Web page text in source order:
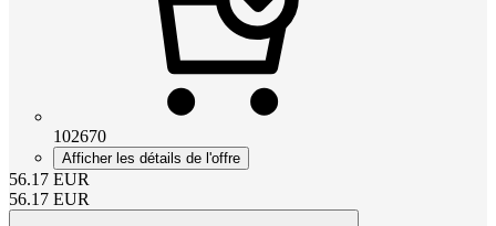
102670
Afficher les détails de l'offre
56.17 EUR
56.17 EUR